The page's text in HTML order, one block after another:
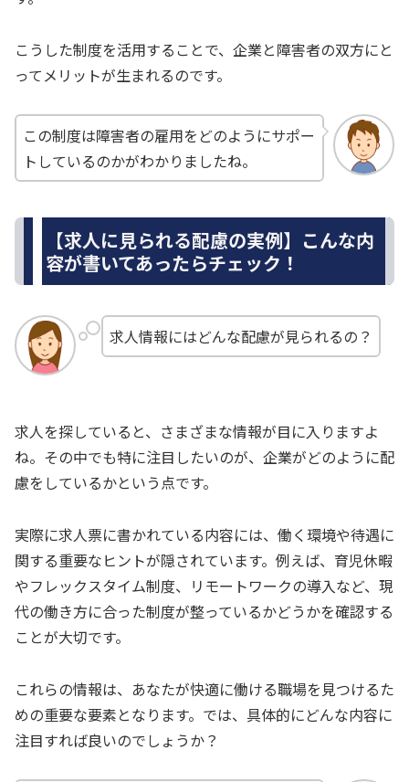
こうした制度を活用することで、企業と障害者の双方にと
ってメリットが生まれるのです。
この制度は障害者の雇用をどのようにサポー
トしているのかがわかりましたね。
【求人に見られる配慮の実例】こんな内
容が書いてあったらチェック！
求人情報にはどんな配慮が見られるの？
求人を探していると、さまざまな情報が目に入りますよ
ね。その中でも特に注目したいのが、企業がどのように配
慮をしているかという点です。
実際に求人票に書かれている内容には、働く環境や待遇に
関する重要なヒントが隠されています。例えば、育児休暇
やフレックスタイム制度、リモートワークの導入など、現
代の働き方に合った制度が整っているかどうかを確認する
ことが大切です。
これらの情報は、あなたが快適に働ける職場を見つけるた
めの重要な要素となります。では、具体的にどんな内容に
注目すれば良いのでしょうか？